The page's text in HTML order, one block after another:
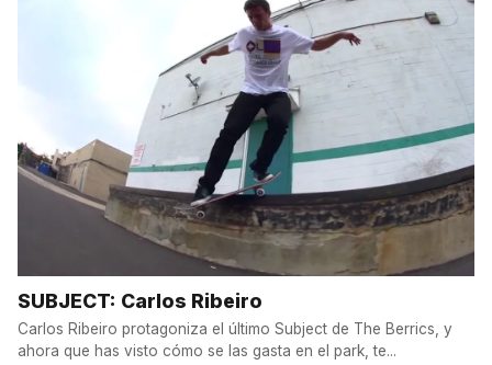
SUBJECT: Carlos Ribeiro
Carlos Ribeiro protagoniza el último Subject de The Berrics, y
ahora que has visto cómo se las gasta en el park, te...